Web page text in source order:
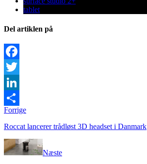
tablet
Del artiklen på
Facebook
Twitter
LinkedIn
Share
Forrige
Roccat lancerer trådløst 3D headset i Danmark
Næste